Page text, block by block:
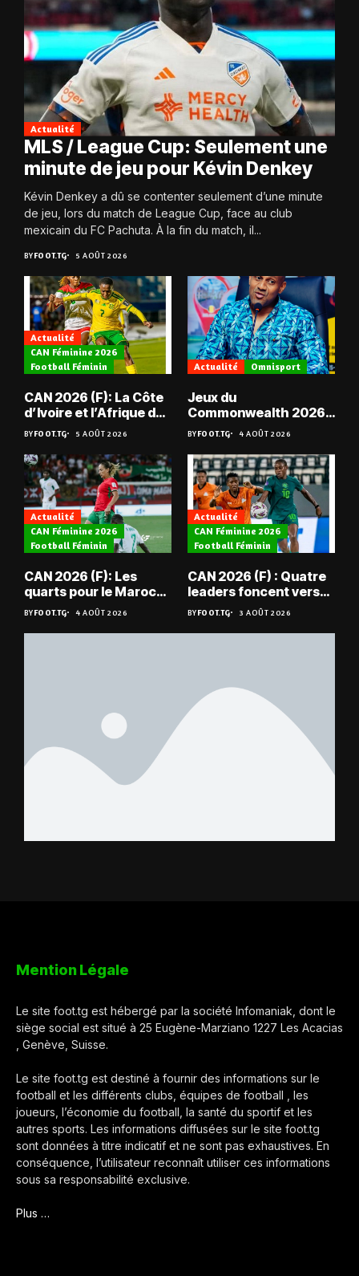
Actualité
MLS / League Cup: Seulement une
minute de jeu pour Kévin Denkey
Kévin Denkey a dû se contenter seulement d’une minute
de jeu, lors du match de League Cup, face au club
mexicain du FC Pachuta. À la fin du match, il...
BYFOOT.TG 5 AOÛT 2026
Actualité
CAN Féminine 2026
Football Féminin
CAN 2026 (F): La Côte
d’Ivoire et l’Afrique du
Sud en quarts
BYFOOT.TG 5 AOÛT 2026
Actualité Omnisport
Jeux du
Commonwealth 2026 :
« Les médailles ne
tombent pas du ciel »,
Benjamin Boukpeti
BYFOOT.TG 4 AOÛT 2026
Actualité
CAN Féminine 2026
Football Féminin
CAN 2026 (F): Les
quarts pour le Maroc
et l’Algérie
BYFOOT.TG 4 AOÛT 2026
Actualité
CAN Féminine 2026
Football Féminin
CAN 2026 (F) : Quatre
leaders foncent vers
les quarts
BYFOOT.TG 3 AOÛT 2026
Mention Légale
Le site foot.tg est hébergé par la société Infomaniak, dont le
siège social est situé à 25 Eugène-Marziano 1227 Les Acacias
, Genève, Suisse.
Le site foot.tg est destiné à fournir des informations sur le
football et les différents clubs, équipes de football , les
joueurs, l’économie du football, la santé du sportif et les
autres sports. Les informations diffusées sur le site foot.tg
sont données à titre indicatif et ne sont pas exhaustives. En
conséquence, l’utilisateur reconnaît utiliser ces informations
sous sa responsabilité exclusive.
Plus …